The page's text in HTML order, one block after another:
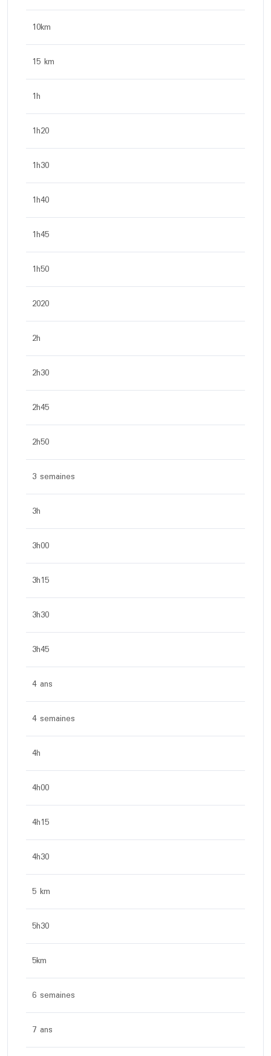
10km
15 km
1h
1h20
1h30
1h40
1h45
1h50
2020
2h
2h30
2h45
2h50
3 semaines
3h
3h00
3h15
3h30
3h45
4 ans
4 semaines
4h
4h00
4h15
4h30
5 km
5h30
5km
6 semaines
7 ans